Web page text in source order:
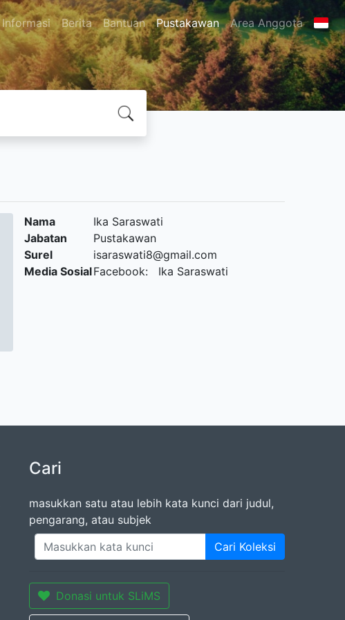
Informasi Berita Bantuan Pustakawan Area Anggota
Nama
Ika Saraswati
Jabatan
Pustakawan
Surel
isaraswati8@gmail.com
Media SosialFacebook: Ika Saraswati
Cari
masukkan satu atau lebih kata kunci dari judul,
pengarang, atau subjek
Cari Koleksi
Donasi untuk SLiMS